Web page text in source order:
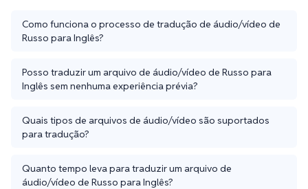
Como funciona o processo de tradução de áudio/vídeo de
Russo para Inglês?
Posso traduzir um arquivo de áudio/vídeo de Russo para
Inglês sem nenhuma experiência prévia?
Quais tipos de arquivos de áudio/vídeo são suportados
para tradução?
Quanto tempo leva para traduzir um arquivo de
áudio/vídeo de Russo para Inglês?